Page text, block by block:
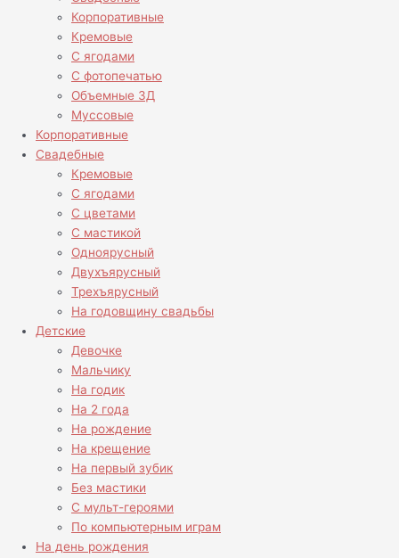
Корпоративные
Кремовые
С ягодами
С фотопечатью
Объемные 3Д
Муссовые
Корпоративные
Свадебные
Кремовые
С ягодами
С цветами
С мастикой
Одноярусный
Двухъярусный
Трехъярусный
На годовщину свадьбы
Детские
Девочке
Мальчику
На годик
На 2 года
На рождение
На крещение
На первый зубик
Без мастики
С мульт-героями
По компьютерным играм
На день рождения